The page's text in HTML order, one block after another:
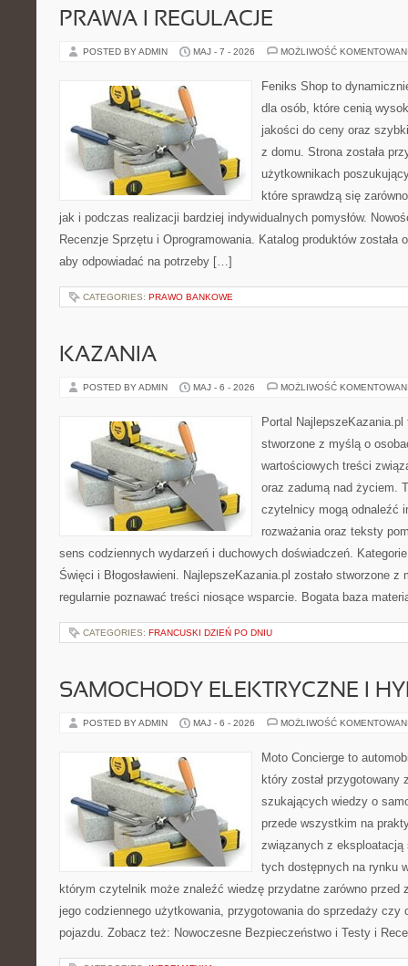
PRAWA I REGULACJE
POSTED BY ADMIN MAJ - 7 - 2026 MOŻLIWOŚĆ
Feniks Shop to
dla osób, które cenią
jakości do ceny oraz
z domu. Strona została
użytkownikach
które sprawdzą się
jak i podczas realizacji bardziej indywidualnych pomysłów.
Recenzje Sprzętu i Oprogramowania. Katalog produktów została
aby odpowiadać na potrzeby […]
CATEGORIES: PRAWO BANKOWE
KAZANIA
POSTED BY ADMIN MAJ - 6 - 2026 MOŻLIWOŚĆ
Portal
stworzone z myślą o
wartościowych treści
oraz zadumą nad życiem.
czytelnicy mogą odnaleźć
rozważania oraz teksty
sens codziennych wydarzeń i duchowych doświadczeń.
Święci i Błogosławieni. NajlepszeKazania.pl zostało stworzone
regularnie poznawać treści niosące wsparcie. Bogata baza
CATEGORIES: FRANCUSKI DZIEŃ PO DNIU
SAMOCHODY ELEKTRYCZNE I
POSTED BY ADMIN MAJ - 6 - 2026 MOŻLIWOŚĆ
Moto Concierge to
który został przygotowany
szukających wiedzy o
przede wszystkim na
związanych z eksploatacją
tych dostępnych na rynku
którym czytelnik może znaleźć wiedzę przydatne zarówno przed
jego codziennego użytkowania, przygotowania do sprzedaży czy
pojazdu. Zobacz też: Nowoczesne Bezpieczeństwo i Testy i